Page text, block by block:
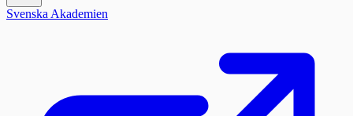
Svenska Akademien